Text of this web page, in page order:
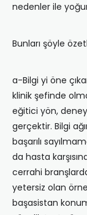
nedenler ile
Bunları şöyle
a-Bilgi yi öne
klinik şefinde
eğitici yön,
gerçektir. Bilgi
başarılı
da hasta
cerrahi
yetersiz olan
başasistan